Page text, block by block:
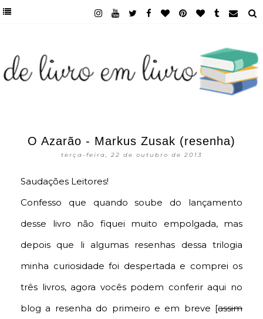
O Azarão - Markus Zusak (resenha)
terça-feira, 22 de outubro de 2013
Saudações Leitores!
Confesso que quando soube do lançamento
desse livro não fiquei muito empolgada, mas
depois que li algumas resenhas dessa trilogia
minha curiosidade foi despertada e comprei os
três livros, agora vocês podem conferir aqui no
blog a resenha do primeiro e em breve [assim